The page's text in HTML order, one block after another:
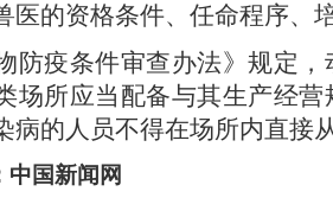
医的资格条件、任命程序、
防疫条件审查办法》规定
场所应当配备与其生产经
病的人员不得在场所内直接
中国新闻网